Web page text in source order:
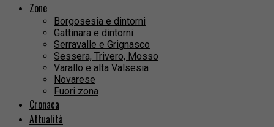
Zone
Borgosesia e dintorni
Gattinara e dintorni
Serravalle e Grignasco
Sessera, Trivero, Mosso
Varallo e alta Valsesia
Novarese
Fuori zona
Cronaca
Attualità